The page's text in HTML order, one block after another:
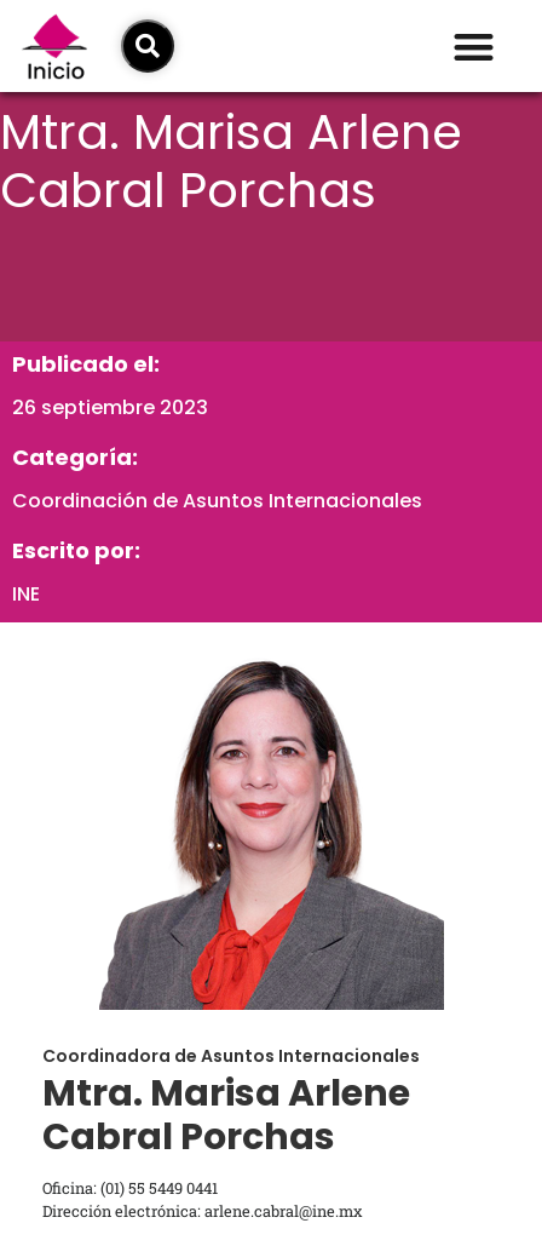
Mtra. Marisa Arlene
Cabral Porchas
Publicado el:
26 septiembre 2023
Categoría:
Coordinación de Asuntos Internacionales
Escrito por:
INE
Coordinadora de Asuntos Internacionales
Mtra. Marisa Arlene
Cabral Porchas
Oficina: (01) 55 5449 0441
Dirección electrónica: arlene.cabral@ine.mx